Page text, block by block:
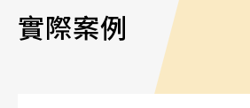
實際案例